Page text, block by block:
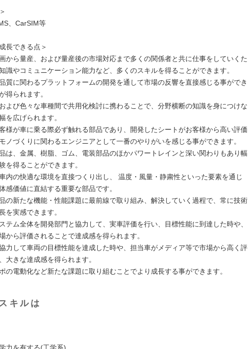
、CarSIM等
長できる点＞
から量産、および量産後の市場対応まで多くの関係者と共に仕事をしていくた
識やコミュニケーション能力など、多くのスキルを得ることができます。
質に関わるプラットフォームの開発を通して市場の反響を直接感じる事ができ
得られます。
よび色々な車種間で共用化検討に携わることで、分野横断の知識を身につけな
を広げられます。
様が車に乗る際必ず触れる部品であり、開発したシートがお客様から高い評価
ノづくりに関わるエンジニアとして一番のやりがいを感じる事ができます。
は、金属、樹脂、ゴム、電装部品のほかパワートレインと深い関わりもあり幅
を得ることができます。
内の快適な環境を直接つくり出し、 温度・風量・静粛性といった要素を通じ
感価値に直結する重要な部品です。
の新たな機能・性能課題に最前線で取り組み、解決していく過程で、常に技術
を実感できます。
テム全体を開発部門と協力して、実車評価を行い、目標性能に到達した時や、
から評価されることで達成感を得られます。
力して車両の目標性能を達成した時や、担当車がメディア等で市場から高く評
大きな達成感を得られます。
の電動化など新たな課題に取り組むことでより成長する事ができます。
キルは
力を有する(工学系)